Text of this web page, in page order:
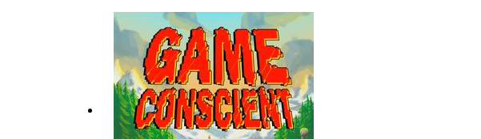
Animation : Francesco Bucciarelli, Loris Maio et Fred Rebeaud
Graphisme : Nicolas Di Meo
Génériques et montage : Francesco Bucciarelli